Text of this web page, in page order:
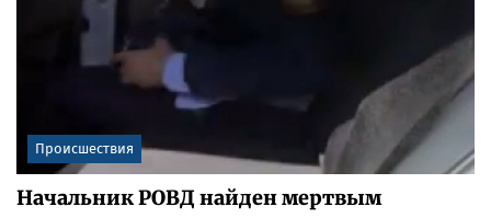
Происшествия
Начальник РОВД найден мертвым